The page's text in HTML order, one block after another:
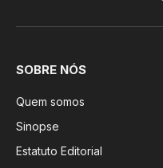
SOBRE NÓS
Quem somos
Sinopse
Estatuto Editorial